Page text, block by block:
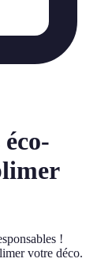
!
votre déco.